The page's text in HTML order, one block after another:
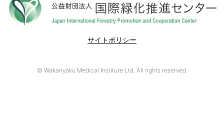
サイトポリシー
© Wakanyaku Medical Institute Ltd. All rights reserved.